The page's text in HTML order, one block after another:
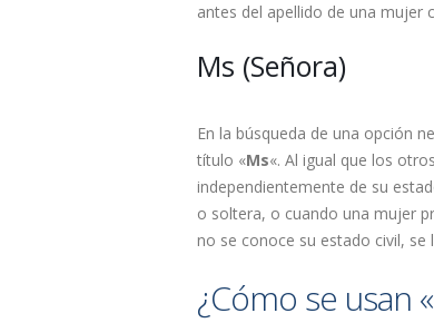
antes del apellido de una mujer
Ms (Señora)
En la búsqueda de una opción
título «Ms«. Al igual que los
independientemente de su
o soltera, o cuando una mujer
no se conoce su estado civil, se
¿Cómo se usan